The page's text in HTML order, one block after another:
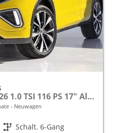
Style Neues Modell 2026 1.0 TSI 116 PS 17" Alu, MATRIX-LED-Scheinwerfer (IQ Light), Adaptiver Tempomat ACC, Parksensoren vo/hi, Radio "Ready2Discover", Wireless App-Connect, Klima, M-Lederlenkrad, Digitales Cockpit, Müdigkeitserkennung
Neuwagen
Getriebe Schalt. 6-Gang